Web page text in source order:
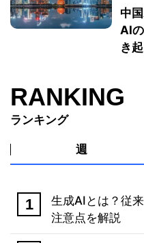
中
AI
き
RANKING
ランキング
週
生成AIとは？従
注意点を解説